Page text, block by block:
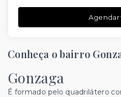
Agendar
Conheça o bairro
Gonzaga
É formado pelo quadrilátero